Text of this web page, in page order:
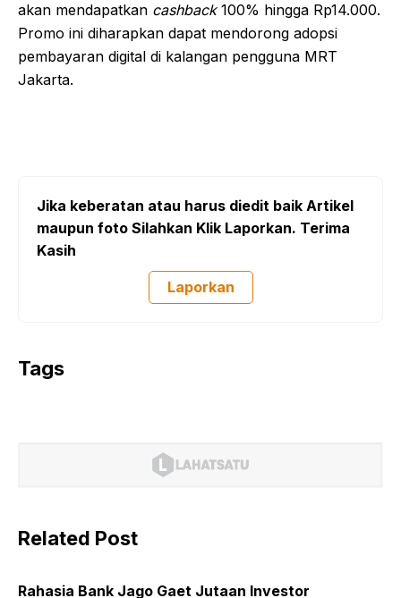
akan mendapatkan cashback100% hingga Rp14.000.
Promo ini diharapkan dapat mendorong adopsi
pembayaran digital di kalangan pengguna MRT
Jakarta.
Jika keberatan atau harus diedit baik Artikel
maupun foto Silahkan Klik Laporkan. Terima
Kasih
Laporkan
Tags
Related Post
Rahasia Bank Jago Gaet Jutaan Investor